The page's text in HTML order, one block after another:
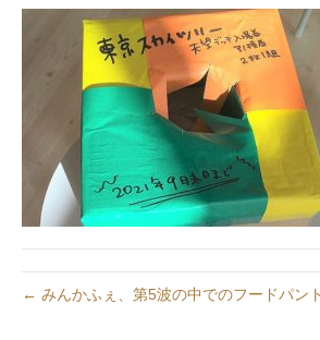
← みんかふぇ、第5波の中でのフードパン